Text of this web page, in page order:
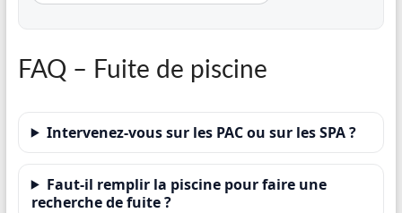
FAQ – Fuite de piscine
Intervenez-vous sur les PAC ou sur les SPA ?
Faut-il remplir la piscine pour faire une
recherche de fuite ?